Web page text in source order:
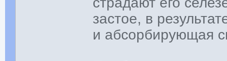
застое, в
и абсорбирующая